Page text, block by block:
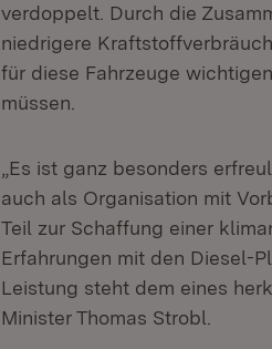
verdoppelt. Durch die
niedrigere
für diese Fahrzeuge
müssen.
„Es ist ganz besonders
auch als Organisation mit
Teil zur Schaffung einer
Erfahrungen mit den Diesel-
Leistung steht dem eines
Minister Thomas Strobl.